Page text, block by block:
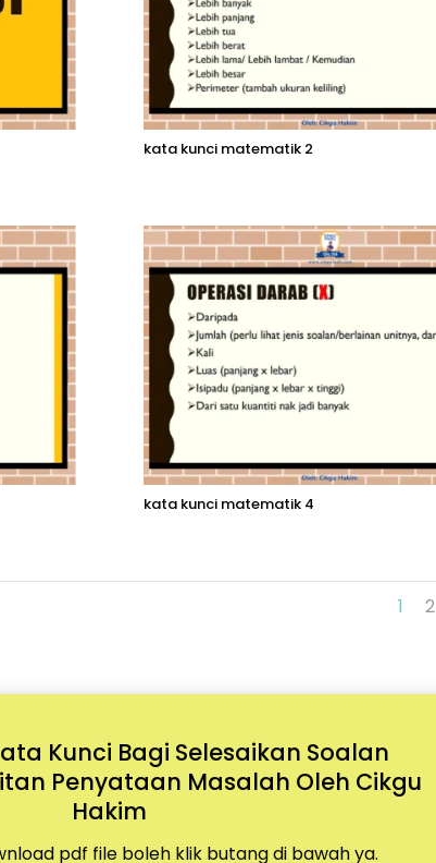
kata kunci matematik 2
kata kunci matematik 4
1 2
Kunci Bagi Selesaikan Soalan
Penyataan Masalah Oleh Cikgu
Hakim
pdf file boleh klik butang di bawah ya.